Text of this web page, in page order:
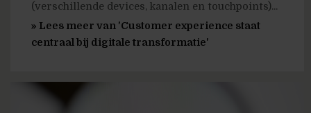
(verschillende devices, kanalen en touchpoints)...
» Lees meer van 'Customer experience staat
centraal bij digitale transformatie'